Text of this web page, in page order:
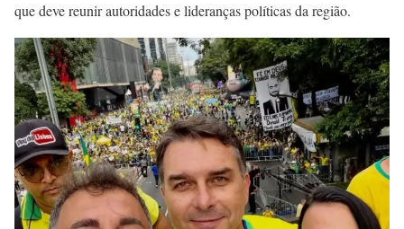
que deve reunir autoridades e lideranças políticas da região.